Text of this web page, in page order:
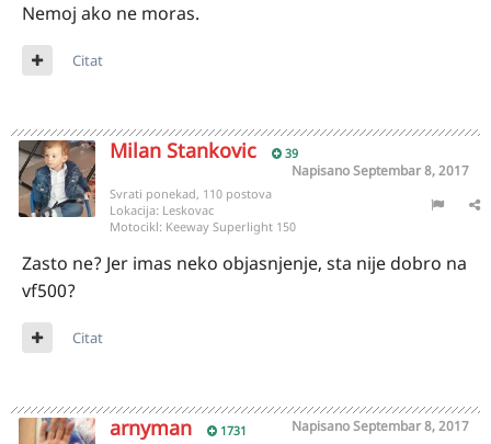
Nemoj ako ne moras.
Citat
Milan Stankovic 39
NapisanoSeptembar 8, 2017
Svrati ponekad, 110 postova
Lokacija: Leskovac
Motocikl: Keeway Superlight 150
Zasto ne? Jer imas neko objasnjenje, sta nije dobro na
vf500?
Citat
arnyman 1731 NapisanoSeptembar 8, 2017